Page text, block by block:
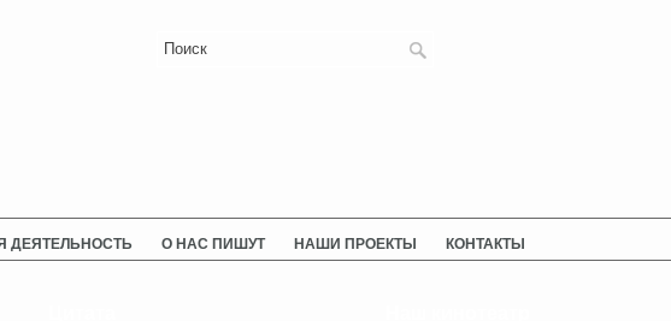
ДЕЯТЕЛЬНОСТЬ О НАС ПИШУТ НАШИ ПРОЕКТЫ КОНТАКТЫ